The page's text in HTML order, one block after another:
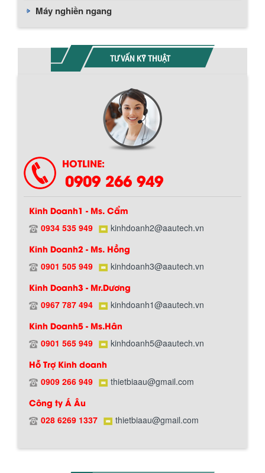
Máy nghiền ngang
TƯ VẤN KỸ THUẬT
HOTLINE:
0909 266 949
Kinh Doanh1 - Ms. Cẩm
0934 535 949 kinhdoanh2@aautech.vn
Kinh Doanh2 - Ms. Hồng
0901 505 949 kinhdoanh3@aautech.vn
Kinh Doanh3 - Mr.Dương
0967 787 494 kinhdoanh1@aautech.vn
Kinh Doanh5 - Ms.Hân
0901 565 949 kinhdoanh5@aautech.vn
Hỗ Trợ Kinh doanh
0909 266 949 thietbiaau@gmail.com
Công ty Á Âu
028 6269 1337 thietbiaau@gmail.com
Chính sách giao hàng
Hướng dẫn thanh toán mua hàng